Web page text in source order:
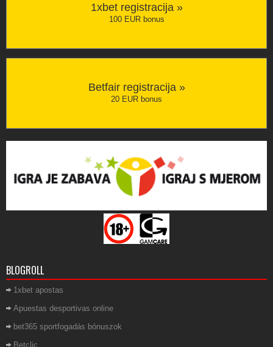
1xbet registracija »
100 EUR bonus
Betfair registracija »
20 EUR bonus
BLOGROLL
1xbet apostas
Apuestas desportivas online
bet365 sportfogadás bónuszok
Betclic